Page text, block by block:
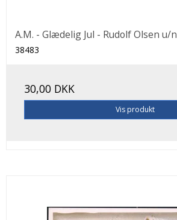
A.M. - Glædelig Jul - Rudolf Olsen u/n
38483
30,00 DKK
Vis produkt